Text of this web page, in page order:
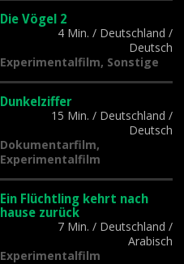
Die Vögel 2
4 Min. / Deutschland /
Deutsch
Experimentalfilm, Sonstige
Dunkelziffer
15 Min. / Deutschland /
Deutsch
Dokumentarfilm,
Experimentalfilm
Ein Flüchtling kehrt nach
hause zurück
7 Min. / Deutschland /
Arabisch
Experimentalfilm